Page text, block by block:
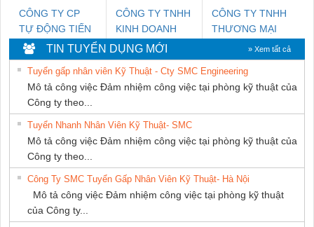
CÔNG TY CP
TỰ ĐỘNG TIẾN
HƯNG
CÔNG TY TNHH
KINH DOANH
DỊCH VỤ XNK
PHƯƠNG NAM
CÔNG TY TNHH
THƯƠNG MẠI
THIÊN ÂN VIỆT
NAM
TIN TUYỂN DỤNG MỚI » Xem tất cả
Tuyển gấp nhân viên Kỹ Thuật - Cty SMC Engineering
Mô tả công việc Đảm nhiệm công việc tại phòng kỹ thuật của
Công ty theo...
Tuyển Nhanh Nhân Viên Kỹ Thuật- SMC
Mô tả công việc Đảm nhiệm công việc tại phòng kỹ thuật của
Công ty theo...
Công Ty SMC Tuyển Gấp Nhân Viên Kỹ Thuật- Hà Nội
Mô tả công việc Đảm nhiệm công việc tại phòng kỹ thuật
của Công ty...